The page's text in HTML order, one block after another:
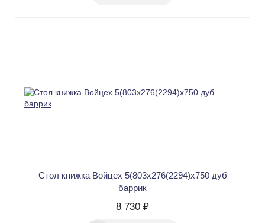
Стол книжка Войцех 5(803х276(2294)х750 дуб
баррик
8 730 ₽